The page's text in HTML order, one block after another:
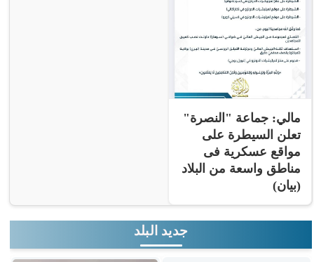
مالي: جماعة "النصرة"
تعلن السيطرة على
مواقع عسكرية فى
مناطق واسعة من البلاد
(بيان)
جديد البلد